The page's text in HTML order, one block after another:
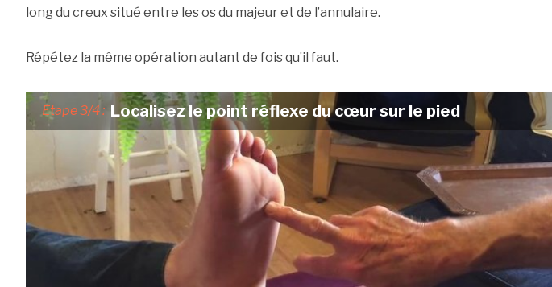
long du creux situé entre les os du majeur et de l’annulaire.
Répétez la même opération autant de fois qu’il faut.
Etape 3/4 : Localisez le point réflexe du cœur sur le pied